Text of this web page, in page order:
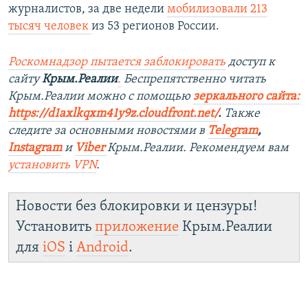
журналистов, за две недели мобилизовали 213
тысяч человек из 53 регионов России.
Роскомнадзор пытается заблокировать доступ к
сайтуКрым.Реалии. Беспрепятственно читать
Крым.Реалии можно с помощью зеркального сайта:
https://d1axlkqxm41y9z.cloudfront.net/. ​ Также
следите за основными новостями в Telegram,
Instagram и ViberКрым.Реалии. Рекомендуем вам
установить VPN.
Новости без блокировки и цензуры!
Установить приложение Крым.Реалии
для iOS і Android.